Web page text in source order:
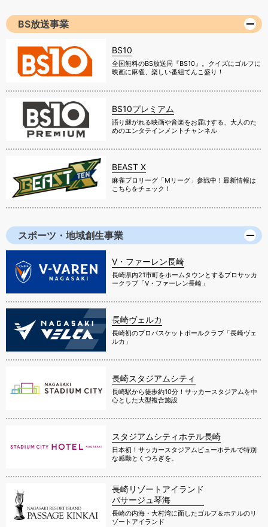
BS放送事業
BS10
全国無料のBS放送局『BS10』。クイズにゴルフに
映画に麻雀、楽しい番組てんこ盛り！
BS10プレミアム
語り継がれる映画や音楽をお届けする、大人のた
めのエンタテインメントチャンネル
BEAST X
麻雀プロリーグ「Mリーグ」参戦中！最新情報は
こちらをチェック！
スポーツ・地域創生事業
V・ファーレン長崎
長崎県内21市町をホームタウンとするプロサッカ
ークラブ「V・ファーレン長崎」
長崎ヴェルカ
長崎初のプロバスケットボールクラブ「長崎ヴェ
ルカ」
長崎スタジアムシティ
長崎駅から徒歩約10分！サッカースタジアムを中
心とした大型複合施設
スタジアムシティホテル長崎
日本初！サッカースタジアムビューホテルで特別
な感動とくつろぎを。
長崎リゾートアイランド
パサージュ琴海
長崎の内海・大村湾に面したゴルフ＆ホテルのリ
ゾートアイランド